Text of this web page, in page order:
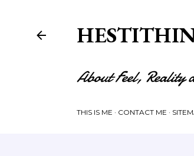
About Feel, Reality
THIS IS ME CONTACT ME